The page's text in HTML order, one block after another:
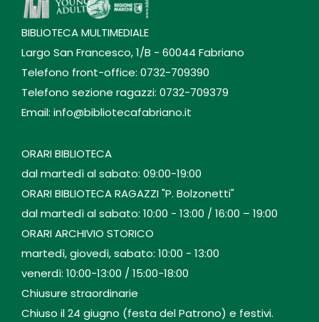
BIBLIOTECA MULTIMEDIALE
Largo San Francesco, 1/B - 60044 Fabriano
Telefono front-office: 0732-709390
Telefono sezione ragazzi: 0732-709379
Email: info@bibliotecafabriano.it
ORARI BIBLIOTECA
dal martedì al sabato: 09:00-19:00
ORARI BIBLIOTECA RAGAZZI "P. Bolzonetti"
dal martedì al sabato: 10:00 - 13:00 / 16:00 – 19:00
ORARI ARCHIVIO STORICO
martedì, giovedì, sabato: 10:00 - 13:00
venerdì: 10:00-13:00 / 15:00-18:00
Chiusure straordinarie
Chiuso il 24 giugno (festa del Patrono) e festivi.